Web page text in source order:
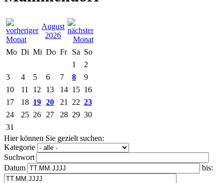
August
2026
Mo Di Mi Do Fr Sa So
1
2
3
4 5 6 7 8
9
10
11 12 13 14 15 16
17
18 19 20 21 22 23
24
25 26 27 28 29 30
31
Hier können Sie gezielt suchen:
Kategorie
Suchwort
Datum
bis: